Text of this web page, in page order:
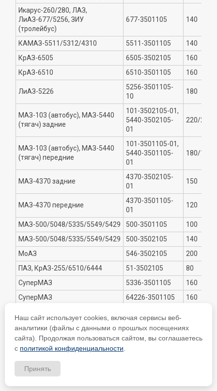
Икарус-260/280, ЛАЗ,
ЛиАЗ-677/5256, ЗИУ
(тролейбус)
677-3501105 140
КАМАЗ-5511/5312/4310 5511-3501105
140
КрАЗ-6505
6505-3502105
160
КрАЗ-6510
6510-3501105 160
ЛиАЗ-5226
5256-3501105-
10
180
МАЗ-103 (автобус), МАЗ-5440
(тягач) задние
101-3502105-01,
5440-3502105-
01
220/223
МАЗ-103 (автобус), МАЗ-5440
(тягач) передние
101-3501105-01,
5440-3501105-
01
180/183
МАЗ-4370 задние
4370-3502105-
01
150
МАЗ-4370 передние
4370-3501105-
01
120
МАЗ-500/5048/5335/5549/5429 500-3501105
100
МАЗ-500/5048/5335/5549/5429
500-3502105
140
МоАЗ
546-3502105
200
ПАЗ, КрАЗ-255/6510/6444
51-3502105
80
СуперМАЗ
5336-3501105
160
СуперМАЗ
64226-3501105
160
Конструктивные особенности
накладок для тормозной
системы
Наш сайт использует cookies, включая сервисы веб-
аналитики (файлы с данными о прошлых посещениях
сайта). Продолжая пользоваться сайтом, вы соглашаетесь
с политикой конфиденциальности
Принять